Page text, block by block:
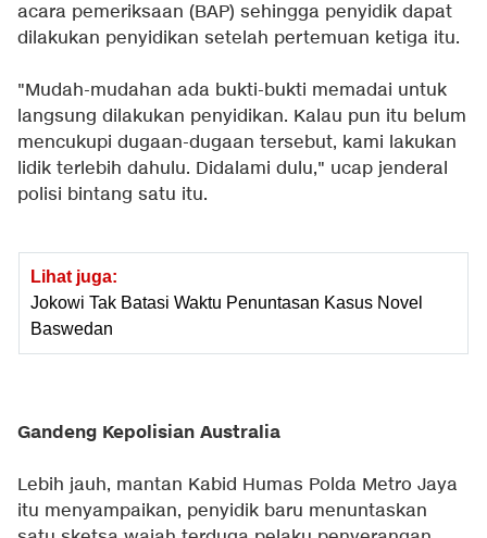
acara pemeriksaan (BAP) sehingga penyidik dapat
dilakukan penyidikan setelah pertemuan ketiga itu.
"Mudah-mudahan ada bukti-bukti memadai untuk
langsung dilakukan penyidikan. Kalau pun itu belum
mencukupi dugaan-dugaan tersebut, kami lakukan
lidik terlebih dahulu. Didalami dulu," ucap jenderal
polisi bintang satu itu.
Lihat juga:
Jokowi Tak Batasi Waktu Penuntasan Kasus Novel
Baswedan
Gandeng Kepolisian Australia
Lebih jauh, mantan Kabid Humas Polda Metro Jaya
itu menyampaikan, penyidik baru menuntaskan